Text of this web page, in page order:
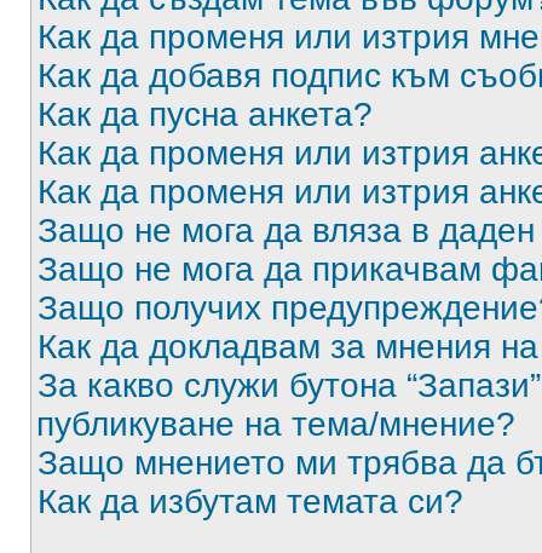
Как да променя или изтрия
Как да добавя подпис към
Как да пусна анкета?
Как да променя или изтрия
Как да променя или изтрия
Защо не мога да вляза в
Защо не мога да прикачвам
Защо получих
Как да докладвам за мнения
За какво служи бутона
публикуване на тема/мнение?
Защо мнението ми трябва да
Как да избутам темата си?